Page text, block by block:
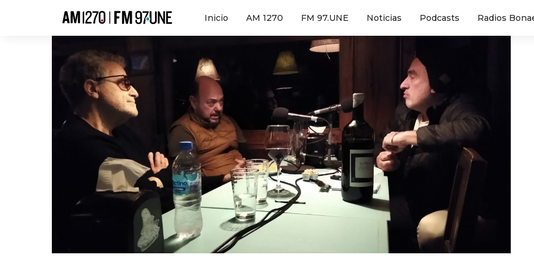
Inicio AM 1270 FM 97.UNE Noticias Podcasts Radios